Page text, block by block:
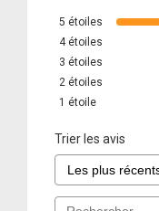
5 étoiles
4 étoiles
3 étoiles
2 étoiles
1 étoile
Trier les avis